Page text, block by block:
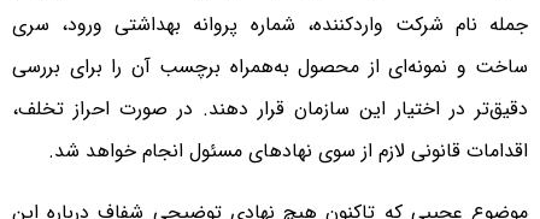
جمله نام شرکت واردکننده، شماره پروانه بهداشتی ورود، سری
ساخت و نمونه‌ای از محصول به‌همراه برچسب آن را برای بررسی
دقیق‌تر در اختیار این سازمان قرار دهند. در صورت احراز تخلف،
اقدامات قانونی لازم از سوی نهادهای مسئول انجام خواهد شد.
موضوع عجیبی که تاکنون هیچ نهادی توضیحی شفاف درباره این